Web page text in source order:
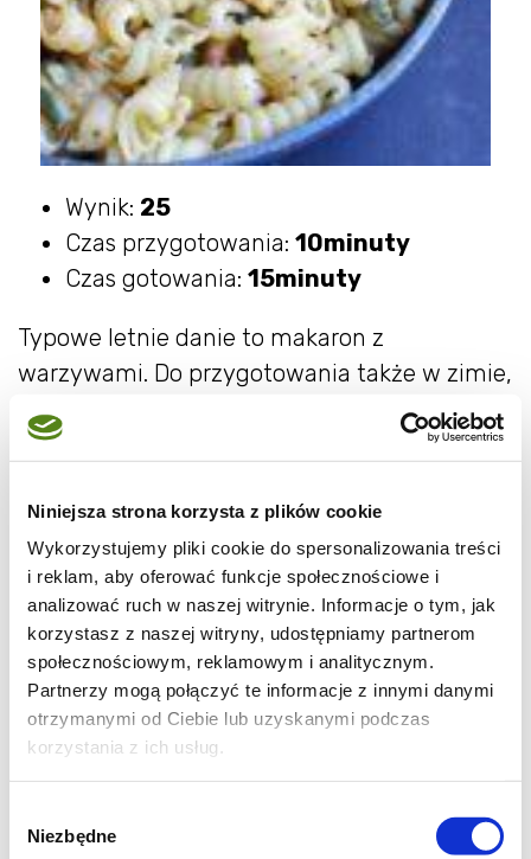
Niniejsza strona korzysta z plików cookie
Wykorzystujemy pliki cookie do spersonalizowania treści
i reklam, aby oferować funkcje społecznościowe i
analizować ruch w naszej witrynie. Informacje o tym, jak
korzystasz z naszej witryny, udostępniamy partnerom
społecznościowym, reklamowym i analitycznym.
Partnerzy mogą połączyć te informacje z innymi danymi
otrzymanymi od Ciebie lub uzyskanymi podczas
korzystania z ich usług.
zgody
Niezbędne
Wynik: 25
Czas przygotowania: 10minuty
Czas gotowania: 15minuty
Typowe letnie danie to makaron z
warzywami. Do przygotowania także w zimie,
z mrożonej fasolki. Smakuje wspaniale i do
tego oczywiście jest bardzo szybkie.
Składniki
makaron - 300 g
pomidory- 2 szt.
fasolka szparagowa- 200 g
śmietanka 30%- 100 ml
oliwa - 2-3 łyżki
sól- do smaku
parmezan